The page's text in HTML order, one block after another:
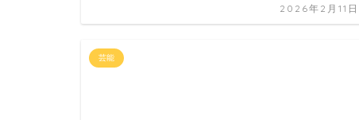
2026年2月11日
芸能